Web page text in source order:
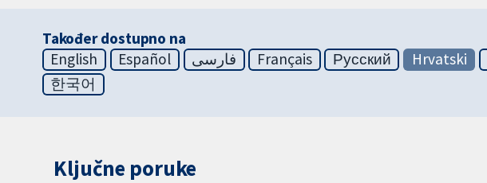
Također dostupno na
English
Español فارسی Français Русский Hrvatski
한국어
Ključne poruke